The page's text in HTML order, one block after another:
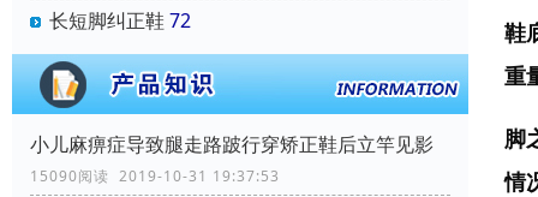
长短脚纠正鞋 72
小儿麻痹症导致腿走路跛行穿矫正鞋后立竿见影
15090阅读 2019-10-31 19:37:53
鞋
重
脚
情